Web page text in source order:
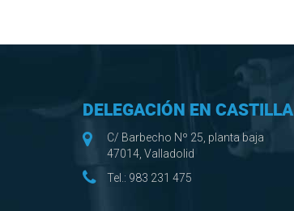
DELEGACIÓN EN CASTILLA
C/ Barbecho Nº 25, planta baja
47014, Valladolid
Tel.: 983 231 475